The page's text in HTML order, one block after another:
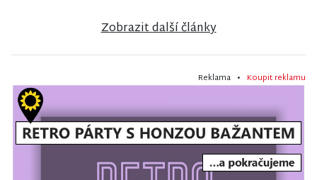
Zobrazit další články
Reklama • Koupit reklamu